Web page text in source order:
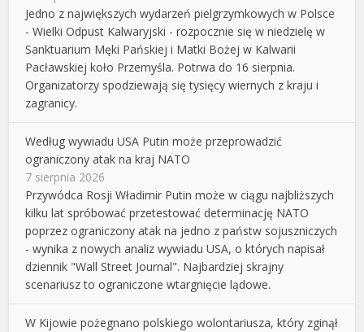
Jedno z największych wydarzeń pielgrzymkowych w Polsce
- Wielki Odpust Kalwaryjski - rozpocznie się w niedzielę w
Sanktuarium Męki Pańskiej i Matki Bożej w Kalwarii
Pacławskiej koło Przemyśla. Potrwa do 16 sierpnia.
Organizatorzy spodziewają się tysięcy wiernych z kraju i
zagranicy.
Według wywiadu USA Putin może przeprowadzić
ograniczony atak na kraj NATO
7 sierpnia 2026
Przywódca Rosji Władimir Putin może w ciągu najbliższych
kilku lat spróbować przetestować determinację NATO
poprzez ograniczony atak na jedno z państw sojuszniczych
- wynika z nowych analiz wywiadu USA, o których napisał
dziennik "Wall Street Journal". Najbardziej skrajny
scenariusz to ograniczone wtargnięcie lądowe.
W Kijowie pożegnano polskiego wolontariusza, który zginął